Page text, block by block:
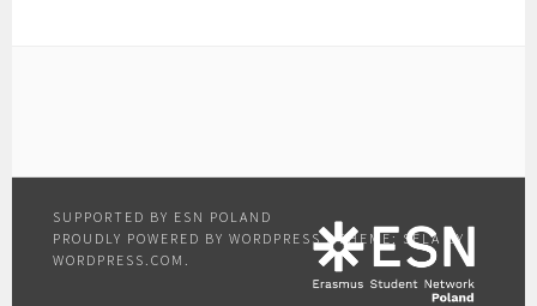
PROUDLY POWERED BY WORDPRESS |THEME: SELA BY
WORDPRESS.COM